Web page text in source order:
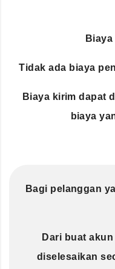
Tidak ada biaya
Biaya kirim dapat
biaya
Bagi pelanggan
Dari buat
diselesaikan